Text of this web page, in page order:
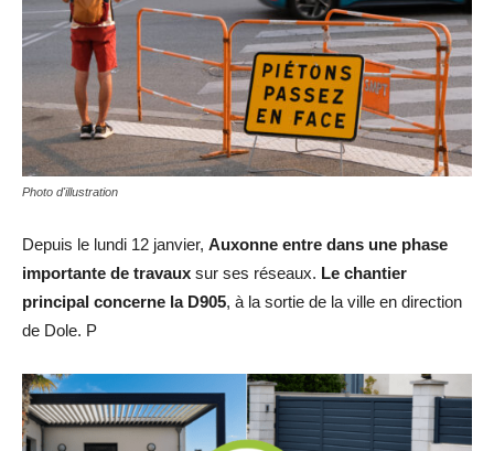
Photo d'illustration
Depuis le lundi 12 janvier, Auxonne entre dans une phase
importante de travaux sur ses réseaux. Le chantier
principal concerne la D905, à la sortie de la ville en direction
de Dole. P